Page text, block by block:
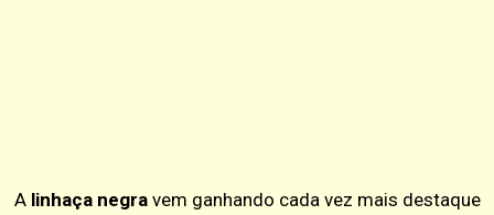
A linhaça negravem ganhando cada vez mais destaque